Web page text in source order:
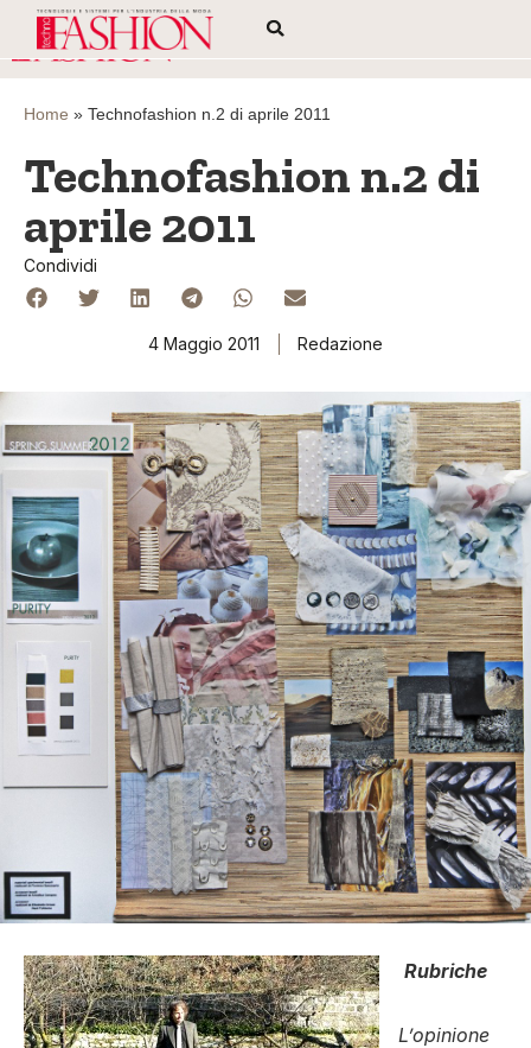
Home » Technofashion n.2 di aprile 2011
Technofashion n.2 di
aprile 2011
Condividi
4 Maggio 2011 Redazione
Rubriche
L’opinione